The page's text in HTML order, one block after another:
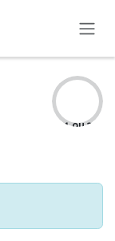
1 ou 3